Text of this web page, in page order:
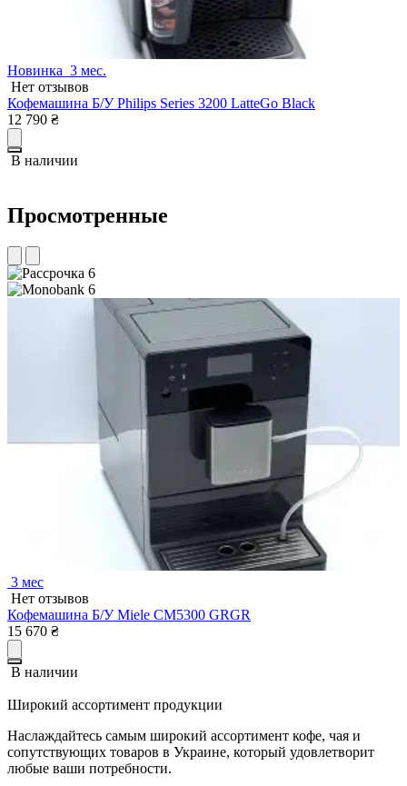
Новинка 3 мес.
Нет отзывов
Кофемашина Б/У Philips Series 3200 LatteGo Black
12 790 ₴
В наличии
Просмотренные
6
6
3 мес
Нет отзывов
Кофемашина Б/У Miele CM5300 GRGR
15 670 ₴
В наличии
Широкий ассортимент продукции
Наслаждайтесь самым широкий ассортимент кофе, чая и
сопутствующих товаров в Украине, который удовлетворит
любые ваши потребности.